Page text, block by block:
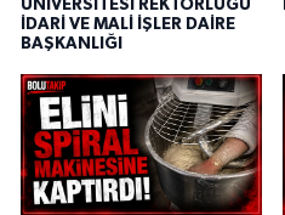
ÜNİVERSİTESİ REKTÖRLÜĞÜ
İDARİ VE MALİ İŞLER DAİRE
BAŞKANLIĞI